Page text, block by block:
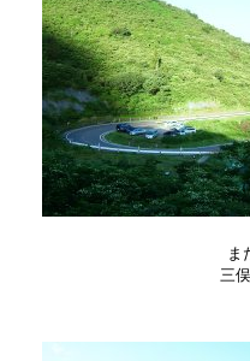
ま
三